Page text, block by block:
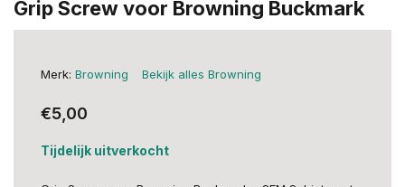
Grip Screw voor Browning Buckmark
Merk: Browning Bekijk alles Browning
€5,00
Tijdelijk uitverkocht